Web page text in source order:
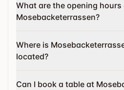
What are the opening hours
Mosebacketerrassen?
Where is
located?
Can I book a table at